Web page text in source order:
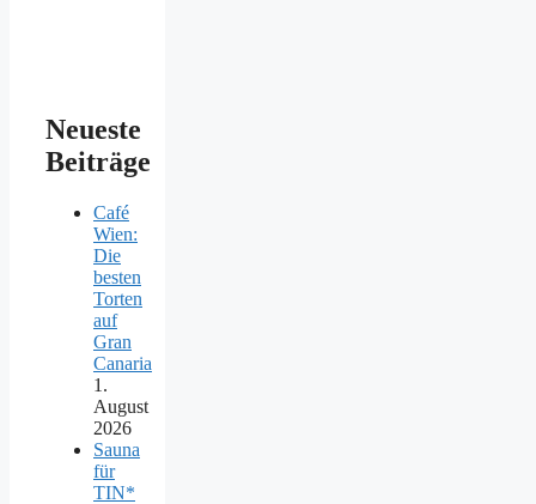
Neueste
Beiträge
Café
Wien:
Die
besten
Torten
auf
Gran
Canaria
1.
August
2026
Sauna
für
TIN*